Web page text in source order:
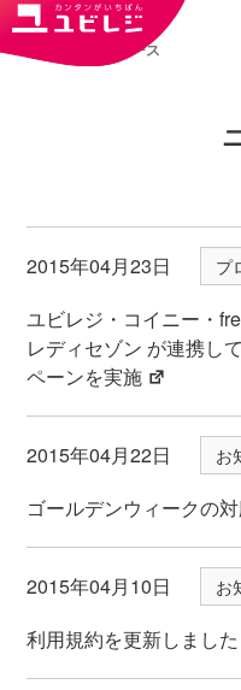
ニュース
2015年04月23日 プ
ユビレジ・コイニー・
レディセゾン が連携し
ペーンを実施
2015年04月22日 お
ゴールデンウィークの
2015年04月10日 お
利用規約を更新しました